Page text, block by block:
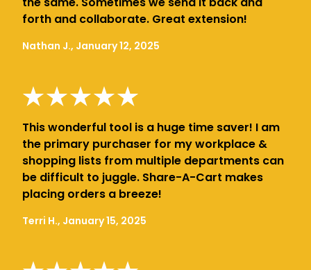
forth and collaborate. Great extension!
Nathan J., January 12, 2025
This wonderful tool is a huge time saver! I am
the primary purchaser for my workplace &
shopping lists from multiple departments can
be difficult to juggle. Share-A-Cart makes
placing orders a breeze!
Terri H., January 15, 2025